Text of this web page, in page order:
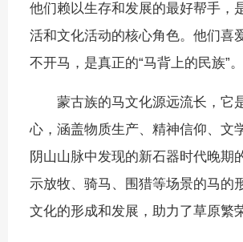
他们赖以生存和发展的最好帮手，
活和文化活动的核心角色。他们喜
不开马，是真正的“马背上的民族”。
蒙古族的马文化源远流长，它
心，涵盖物质生产、精神信仰、文
阴山山脉中发现的新石器时代晚期
示放牧、骑马、围猎等场景的马的
文化的形成和发展，助力了草原繁